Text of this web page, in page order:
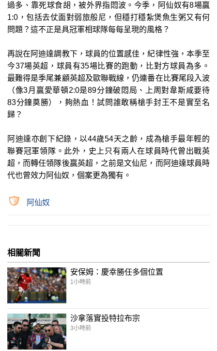
過多、靠死球食胡，被外界指悶波。今季，阿仙奴有8場贏
1:0，包括去仗面對弱旅般尼，但穩打穩紮煲魚生粥又有何
問題？這不正是具冠軍相球隊每每呈現的風格？
再說在阿迪達調教下，球員的位置感佳，紀律性強，本季至
今37場英超，球員有35場比賽的跑動，比對方球員為多。
最難得是季尾兼顧英超及歐聯戰線，仍連番在比賽尾段入波
（像3月贏愛華頓2:0是89分鐘破悶局、上周對韋斯咸要待
83分鐘奠勝），夠熱血！試問誰敢稱槍手封王不是實至名
歸？
阿迪達亦創下紀錄，以44歲54天之齡，成為槍手最年輕的
聯賽冠軍領隊。此外，史上只有兩人在球員時代曾出戰英
超，而轉任領隊後贏英超，之前是文仙尼，而阿迪達球員時
代也曾效力阿仙奴，個案更為獨有。
阿仙奴
相關新聞
安保姆：慶幸勝任多個位置
1小時前
沙拿落實投特拉布宗
3小時前